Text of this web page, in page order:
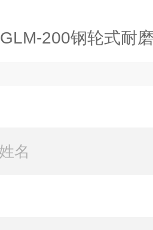
GLM-200钢轮式耐